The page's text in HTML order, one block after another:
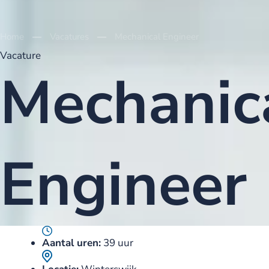
Vacature
Engineer
Aantal uren: 39 uur